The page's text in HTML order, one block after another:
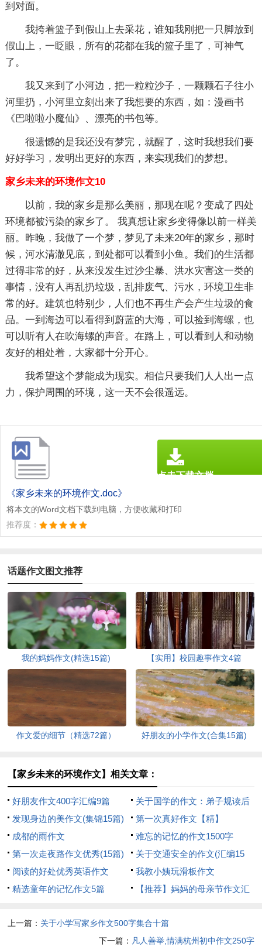
到对面。
我挎着篮子到假山上去采花，谁知我刚把一只脚放到
假山上，一眨眼，所有的花都在我的篮子里了，可神气
了。
我又来到了小河边，把一粒粒沙子，一颗颗石子往小
河里扔，小河里立刻出来了我想要的东西，如：漫画书
《巴啦啦小魔仙》、漂亮的书包等。
很遗憾的是我还没有梦完，就醒了，这时我想我们要
好好学习，发明出更好的东西，来实现我们的梦想。
家乡未来的环境作文10
以前，我的家乡是那么美丽，那现在呢？变成了四处
环境都被污染的家乡了。 我真想让家乡变得像以前一样美
丽。昨晚，我做了一个梦，梦见了未来20年的家乡，那时
候，河水清澈见底，到处都可以看到小鱼。我们的生活都
过得非常的好，从来没发生过沙尘暴、洪水灾害这一类的
事情，没有人再乱扔垃圾，乱排废气、污水，环境卫生非
常的好。建筑也特别少，人们也不再生产会产生垃圾的食
品。一到海边可以看得到蔚蓝的大海，可以捡到海螺，也
可以听有人在吹海螺的声音。在路上，可以看到人和动物
友好的相处着，大家都十分开心。
我希望这个梦能成为现实。相信只要我们人人出一点
力，保护周围的环境，这一天不会很遥远。
《家乡未来的环境作文.doc》
将本文的Word文档下载到电脑，方便收藏和打印
推荐度：
点击下载文档
话题作文图文推荐
我的妈妈作文(精选15篇) 【实用】校园趣事作文4篇
作文爱的细节（精选72篇） 好朋友的小学作文(合集15篇)
【家乡未来的环境作文】相关文章：
好朋友作文400字汇编9篇
关于国学的作文：弟子规读后
感800字
发现身边的美作文(集锦15篇)
第一次真好作文【精】
成都的雨作文
难忘的记忆的作文1500字
第一次走夜路作文优秀(15篇)
关于交通安全的作文(汇编15
篇)
阅读的好处优秀英语作文
我教小姨玩滑板作文
精选童年的记忆作文5篇
【推荐】妈妈的母亲节作文汇
上一篇： 关于小学写家乡作文500字集合十篇
下一篇： 凡人善举,情满杭州初中作文250字